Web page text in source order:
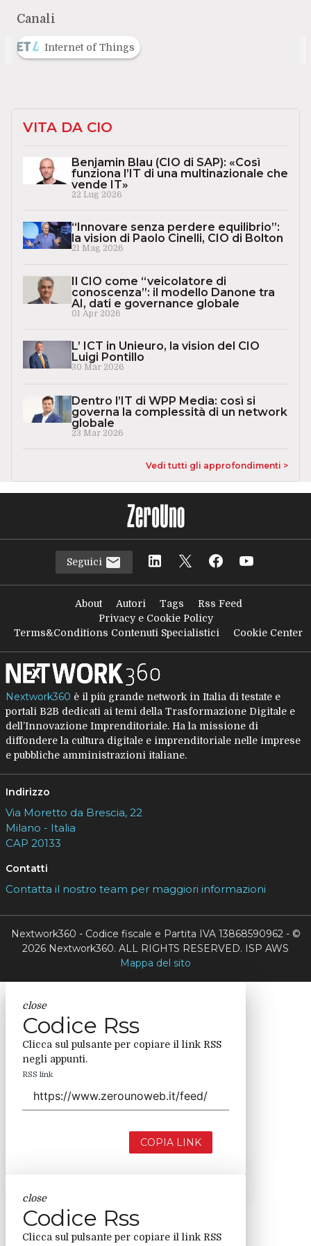
Canali
Internet of Things
VITA DA CIO
Benjamin Blau (CIO di SAP): «Così
funziona l’IT di una multinazionale che
vende IT»
22 Lug 2026
“Innovare senza perdere equilibrio”:
la vision di Paolo Cinelli, CIO di Bolton
21 Mag 2026
Il CIO come “veicolatore di
conoscenza”: il modello Danone tra
AI, dati e governance globale
01 Apr 2026
L’ ICT in Unieuro, la vision del CIO
Luigi Pontillo
30 Mar 2026
Dentro l’IT di WPP Media: così si
governa la complessità di un network
globale
23 Mar 2026
Vedi tutti gli approfondimenti >
Seguici
About Autori Tags
Rss Feed
Privacy e Cookie Policy
Terms&Conditions Contenuti Specialistici
Cookie Center
Nextwork360 è il più grande network in Italia di testate e
portali B2B dedicati ai temi della Trasformazione Digitale e
dell’Innovazione Imprenditoriale. Ha la missione di
diffondere la cultura digitale e imprenditoriale nelle imprese
e pubbliche amministrazioni italiane.
Indirizzo
Via Moretto da Brescia, 22
Milano - Italia
CAP 20133
Contatti
Contatta il nostro team per maggiori informazioni
Nextwork360 - Codice fiscale e Partita IVA 13868590962 - ©
2026 Nextwork360. ALL RIGHTS RESERVED. ISP AWS
Mappa del sito
close
Codice Rss
Clicca sul pulsante per copiare il link RSS
negli appunti.
RSS link
COPIA LINK
close
Codice Rss
Clicca sul pulsante per copiare il link RSS